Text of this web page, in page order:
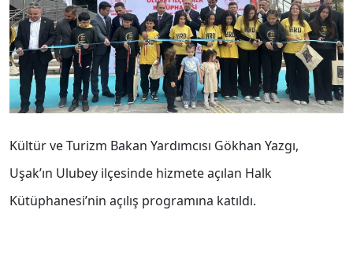
Kültür ve Turizm Bakan Yardımcısı Gökhan Yazgı,
Uşak’ın Ulubey ilçesinde hizmete açılan Halk
Kütüphanesi’nin açılış programına katıldı.